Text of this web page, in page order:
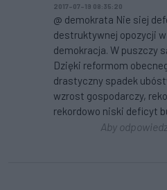
2017-07-19 08:35:20
@ demokrata Nie siej
destruktywnej opozycji
demokracja. W puszczy
Dzięki reformom
drastyczny spadek
wzrost gospodarczy,
rekordowo niski deficyt
Aby